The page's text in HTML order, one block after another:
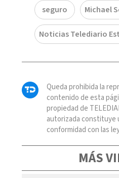
seguro Michael
Noticias Telediario
Queda prohibida la
contenido de esta
propiedad de
autorizada constituye
conformidad con las
MÁS